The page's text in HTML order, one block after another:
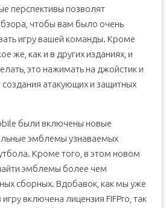
перспективы позволят
чтобы вам было очень
игру вашей команды. Кроме
же, как и в других изданиях, и
это нажимать на джойстик и
создания атакующих и защитных
были включены новые
эмблемы узнаваемых
Кроме того, в этом новом
эмблемы более чем
сборных. Вдобавок, как мы уже
включена лицензия FIFPro, так